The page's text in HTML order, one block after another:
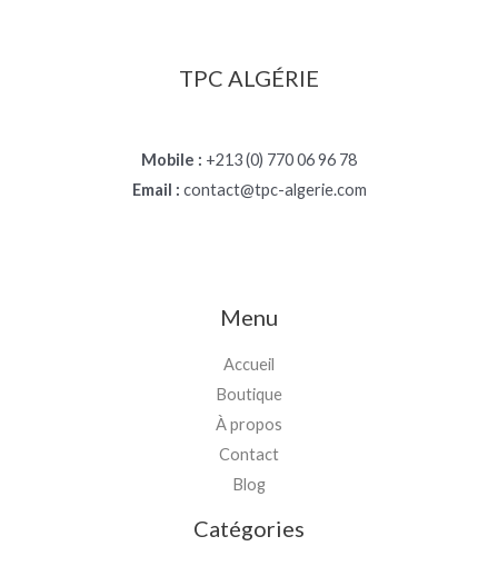
TPC ALGÉRIE
Mobile : +213 (0) 770 06 96 78
Email : contact@tpc-algerie.com
Menu
Accueil
Boutique
À propos
Contact
Blog
Catégories